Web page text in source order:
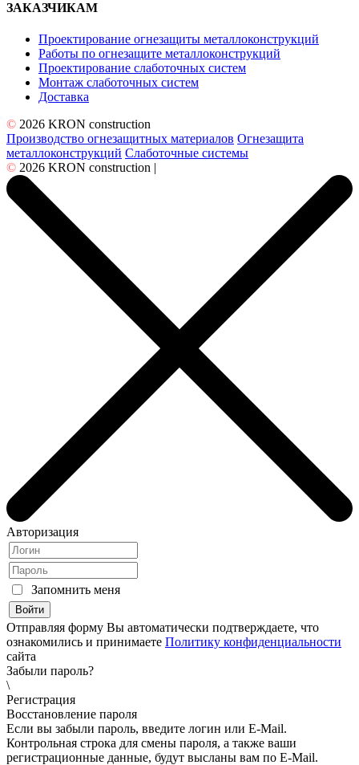
ЗАКАЗЧИКАМ
Проектирование огнезащиты металлоконструкций
Работы по огнезащите металлоконструкций
Проектирование слаботочных систем
Монтаж слаботочных систем
Доставка
© 2026 KRON construction
Производство огнезащитных материалов Огнезащита
металлоконструкций Слаботочные системы
© 2026 KRON construction |
Авторизация
Запомнить меня
Отправляя форму Вы автоматически подтверждаете, что
ознакомились и принимаете Политику конфиденциальности
сайта
Забыли пароль?
\
Регистрация
Восстановление пароля
Если вы забыли пароль, введите логин или E-Mail.
Контрольная строка для смены пароля, а также ваши
регистрационные данные, будут высланы вам по E-Mail.